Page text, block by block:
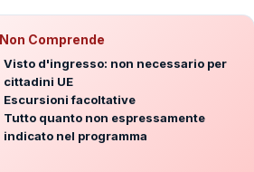
Comprende
Visto d'ingresso: non necessario per
cittadini UE
Escursioni facoltative
Tutto quanto non espressamente
indicato nel programma